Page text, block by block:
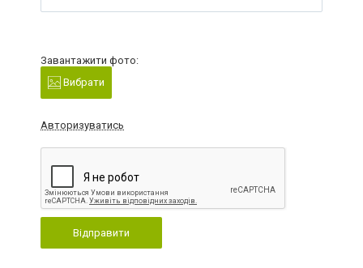
Завантажити фото:
Вибрати
Авторизуватись
Відправити